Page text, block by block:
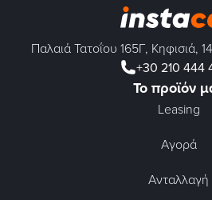
Παλαιά Τατοΐου 165Γ, Κηφισιά,
+30 210 444
Το προϊόν
Leasing
Αγορά
Ανταλλαγή